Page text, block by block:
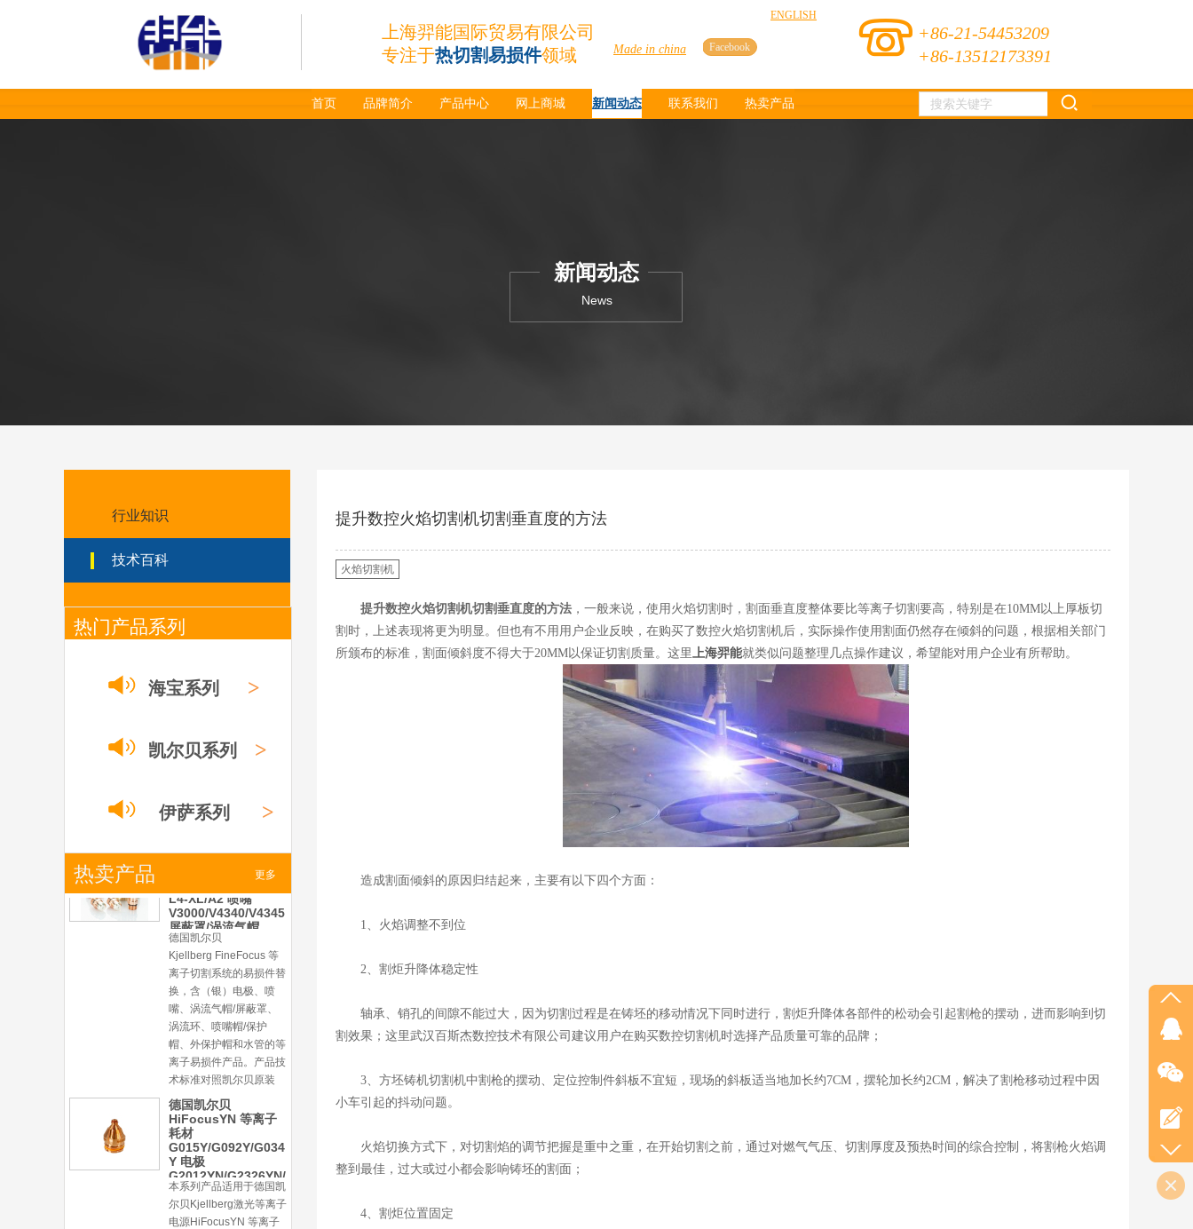
+86-21-54453209
+86-13512173391
上海羿能国际贸易有限公司
专注于热切割易损件领域
ENGLISH
Facebook
Made in china
首页 品牌简介 产品中心 网上商城 新闻动态 联系我们 热卖产品
新闻动态
News
行业知识
技术百科
热门产品系列
海宝系列 >
凯尔贝系列 >
伊萨系列 >
>
激光系列
热卖产品 更多
Super 400（Plus）等离
子耗材替代含电极、喷
嘴、涡流环、内保护帽、
外保护帽等离子易损件产
量稳定，使用寿命长，切
等离子耗材
F012/F005/F006/F0
22/F024电极
贝 SmartFocus 等离子耗
环、喷嘴帽/保护帽、外
保护帽和水管的等离子易
品，具有高精度、长寿命
德国凯尔贝
FineFocus等离子耗
材 K2-XL/K5 电极
L4-XL/A2 喷嘴
V3000/V4340/V4345
屏蔽罩/涡流气帽
德国凯尔贝
Kjellberg FineFocus 等
离子切割系统的易损件替
换，含（银）电极、喷
嘴、涡流气帽/屏蔽罩、
涡流环、喷嘴帽/保护
帽、外保护帽和水管的等
离子易损件产品。产品技
术标准对照凯尔贝原装
德国凯尔贝
HiFocusYN 等离子
耗材
G015Y/G092Y/G034
Y 电极
G2012YN/G2326YN/
G2330YN/G2331YN
喷嘴
本系列产品适用于德国凯
尔贝Kjellberg激光等离子
电源HiFocusYN 等离子
提升数控火焰切割机切割垂直度的方法
火焰切割机
提升数控火焰切割机切割垂直度的方法 ，一般来说，使用火焰切割时，割面垂直度整体要比等离子切割要高，特别是在10MM以上厚板切
割时，上述表现将更为明显。但也有不用用户企业反映，在购买了数控火焰切割机后，实际操作使用割面仍然存在倾斜的问题，根据相关部门
所颁布的标准，割面倾斜度不得大于20MM以保证切割质量。这里上海羿能就类似问题整理几点操作建议，希望能对用户企业有所帮助。
造成割面倾斜的原因归结起来，主要有以下四个方面：
1、火焰调整不到位
2、割炬升降体稳定性
轴承、销孔的间隙不能过大，因为切割过程是在铸坯的移动情况下同时进行，割炬升降体各部件的松动会引起割枪的摆动，进而影响到切
割效果；这里武汉百斯杰数控技术有限公司建议用户在购买数控切割机时选择产品质量可靠的品牌；
3、方坯铸机切割机中割枪的摆动、定位控制件斜板不宜短，现场的斜板适当地加长约7CM，摆轮加长约2CM，解决了割枪移动过程中因
小车引起的抖动问题。
火焰切换方式下，对切割焰的调节把握是重中之重，在开始切割之前，通过对燃气气压、切割厚度及预热时间的综合控制，将割枪火焰调
整到最佳，过大或过小都会影响铸坯的割面；
4、割炬位置固定